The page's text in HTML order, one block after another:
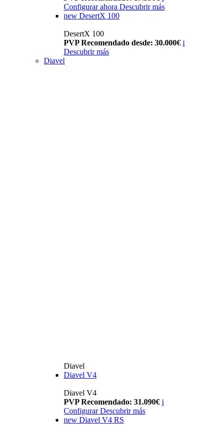
Configurar ahora Descubrir más
new DesertX 100
DesertX 100
PVP Recomendado desde: 30.000€ i
Descubrir más
Diavel
Diavel
Diavel V4
Diavel V4
PVP Recomendado: 31.090€ i
Configurar Descubrir más
new Diavel V4 RS